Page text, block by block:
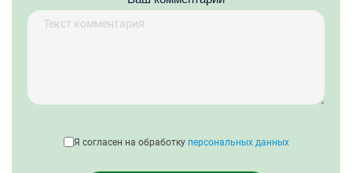
Я согласен на обработку персональных данных